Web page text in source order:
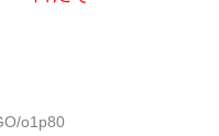
o1p80